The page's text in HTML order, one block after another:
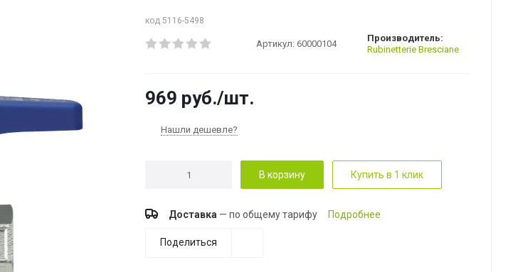
код 5116-5498
Артикул: 60000104
Производитель:
Rubinetterie Bresciane
969 руб./шт.
Нашли дешевле?
В корзину Купить в 1 клик
Доставка — по общему тарифу Подробнее
Поделиться